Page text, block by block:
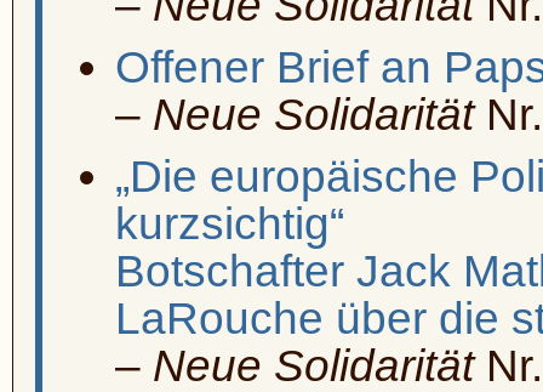
Offener Brief an
– Neue Solidarität
„Die europäische
kurzsichtig“
Botschafter Jack
LaRouche über die
– Neue Solidarität